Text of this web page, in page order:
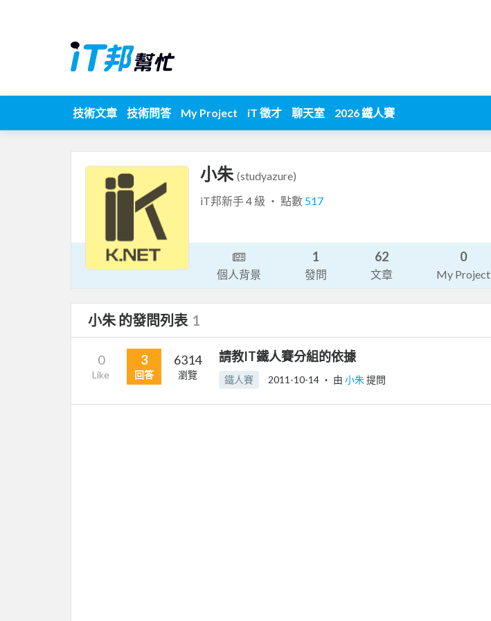
技術文章 技術問答 My Project iT 徵才 聊天室 2026 鐵人賽
小朱 (studyazure)
iT邦新手 4 級 ‧ 點數 517
個人背景
1
發問
62
文章
0
My Project
小朱 的發問列表 1
0
Like
3
回答
6314
瀏覽
請教IT鐵人賽分組的依據
鐵人賽 2011-10-14 ‧ 由 小朱提問